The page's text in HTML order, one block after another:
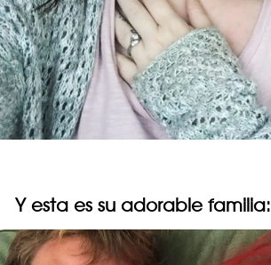
Y esta es su adorable familia: